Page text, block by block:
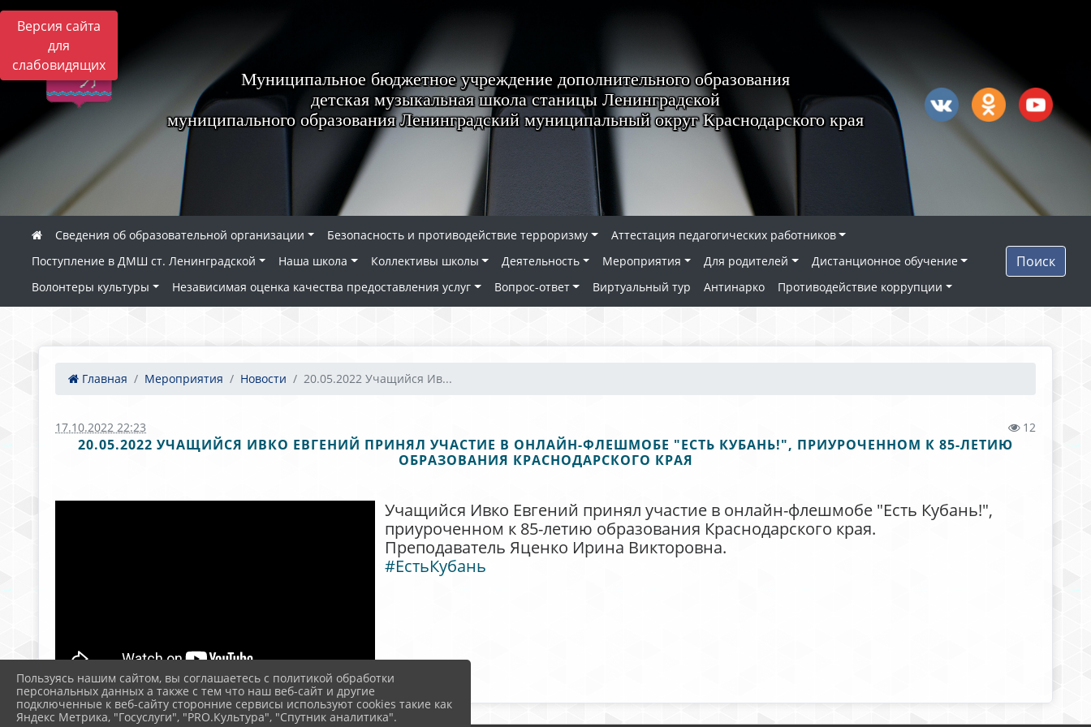
Версия сайта
для
слабовидящих
Муниципальное бюджетное учреждение дополнительного образования
детская музыкальная школа станицы Ленинградской
муниципального образования Ленинградский муниципальный округ Краснодарского края
Сведения об образовательной организации Безопасность и противодействие терроризму
Аттестация педагогических работников
Поступление в ДМШ ст. Ленинградской
Наша школа Коллективы школы Деятельность Мероприятия Для родителей
Дистанционное обучение
Волонтеры культуры
Независимая оценка качества предоставления услуг Вопрос-ответ Виртуальный тур Антинарко Противодействие коррупции
Поиск
Главная Мероприятия Новости 20.05.2022 Учащийся Ив...
17.10.2022 22:23 12
20.05.2022 УЧАЩИЙСЯ ИВКО ЕВГЕНИЙ ПРИНЯЛ УЧАСТИЕ В ОНЛАЙН-ФЛЕШМОБЕ "ЕСТЬ КУБАНЬ!", ПРИУРОЧЕННОМ К 85-ЛЕТИЮ
ОБРАЗОВАНИЯ КРАСНОДАРСКОГО КРАЯ
Учащийся Ивко Евгений принял участие в онлайн-флешмобе "Есть Кубань!",
приуроченном к 85-летию образования Краснодарского края.
Преподаватель Яценко Ирина Викторовна.
#ЕстьКубань
Пользуясь нашим сайтом, вы соглашаетесь с политикой обработки
персональных данных а также с тем что наш веб-сайт и другие
подключенные к веб-сайту сторонние сервисы используют cookies такие как
Яндекс Метрика, "Госуслуги", "PRO.Культура", "Спутник аналитика".